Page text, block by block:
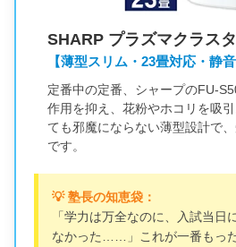
SHARP プラズマクラス
【薄型スリム・23畳対応・静音
定番中の定番、シャープのFU-
作用を抑え、花粉やホコリを吸
ても邪魔にならない薄型設計で
です。
💡 塾長の知恵袋：
「学力は万全なのに、入試当日
なかった……」これが一番もっ